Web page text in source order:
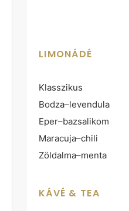
LIMONÁDÉ
Klasszikus
Bodza–levendula
Eper–bazsalikom
Maracuja–chili
Zöldalma–menta
KÁVÉ & TEA